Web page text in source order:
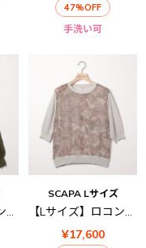
47%OFF
手洗い可
【Lサイズ】ロコンニットカーディガン
SCAPA Lサイズ
【Lサイズ】ロコンニットプルオーバー
¥17,600